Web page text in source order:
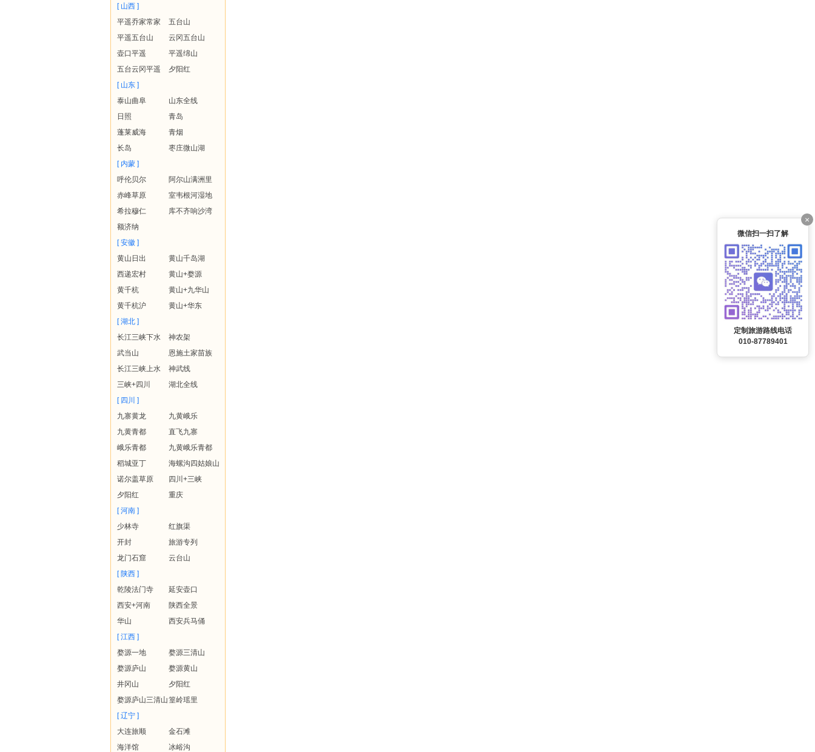
[ 山西 ]
平遥乔家常家
五台山
平遥五台山
云冈五台山
壶口平遥
平遥绵山
五台云冈平遥
夕阳红
[ 山东 ]
泰山曲阜
山东全线
日照
青岛
蓬莱威海
青烟
长岛
枣庄微山湖
[ 内蒙 ]
呼伦贝尔
阿尔山满洲里
赤峰草原
室韦根河湿地
希拉穆仁
库不齐响沙湾
额济纳
[ 安徽 ]
黄山日出
黄山千岛湖
西递宏村
黄山+婺源
黄千杭
黄山+九华山
黄千杭沪
黄山+华东
[ 湖北 ]
长江三峡下水
神农架
武当山
恩施土家苗族
长江三峡上水
神武线
三峡+四川
湖北全线
[ 四川 ]
九寨黄龙
九黄峨乐
九黄青都
直飞九寨
峨乐青都
九黄峨乐青都
稻城亚丁
海螺沟四姑娘山
诺尔盖草原
四川+三峡
夕阳红
重庆
[ 河南 ]
少林寺
红旗渠
开封
旅游专列
龙门石窟
云台山
[ 陕西 ]
乾陵法门寺
延安壶口
西安+河南
陕西全景
华山
西安兵马俑
[ 江西 ]
婺源一地
婺源三清山
婺源庐山
婺源黄山
井冈山
夕阳红
婺源庐山三清山篁岭瑶里
[ 辽宁 ]
大连旅顺
金石滩
海洋馆
冰峪沟
×
微信扫一扫了解
定制旅游路线电话
010-87789401